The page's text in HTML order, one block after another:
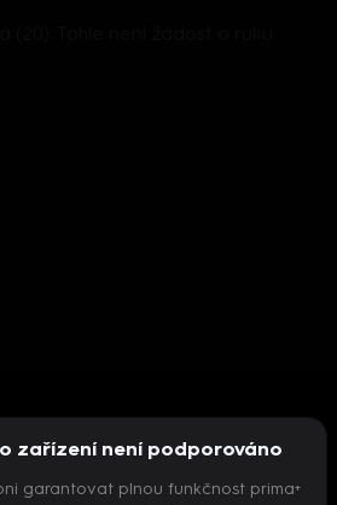
zařízení není podporováno
garantovat plnou funkčnost prima+